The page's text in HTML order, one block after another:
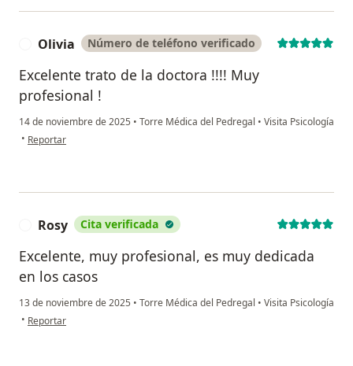
Olivia Número de teléfono verificado
Excelente trato de la doctora !!!! Muy
profesional !
14 de noviembre de 2025 • Torre Médica del Pedregal • Visita Psicología
• en opinión del usuario Olivia
Reportar
Rosy Cita verificada
Excelente, muy profesional, es muy dedicada
en los casos
13 de noviembre de 2025 • Torre Médica del Pedregal • Visita Psicología
• en opinión del usuario Rosy
Reportar